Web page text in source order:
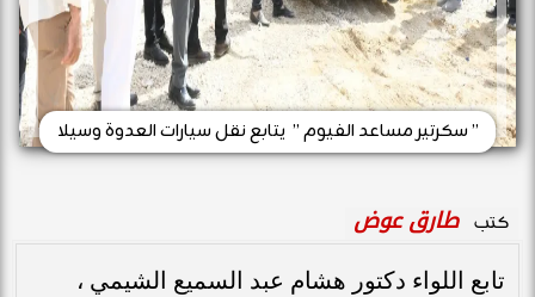
” سكرتير مساعد الفيوم ” يتابع نقل سيارات العدوة وسيلا
كتب طارق عوض
تابع اللواء دكتور هشام عبد السميع الشيمي ،